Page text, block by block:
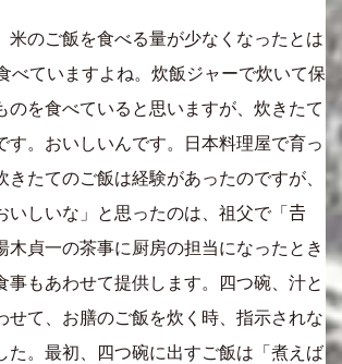
米のご飯を食べる量が少なくなったとは
べていますよね。炊飯ジャーで炊いて保
のを食べていると思いますが、炊きたて
す。おいしいんです。日本料理屋で育っ
きたてのご飯は経験があったのですが、
いしいな」と思ったのは、祖父で「𠮷
木貞一の茶事に厨房の担当になったとき
事もあわせて提供します。四つ碗、汁と
せて、お膳のご飯を炊く時、指示されな
た。最初、四つ碗に出すご飯は「煮えば